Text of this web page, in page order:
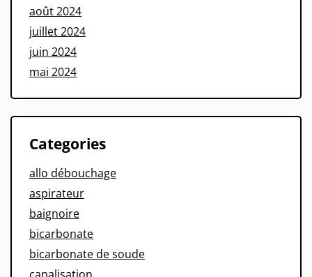
août 2024
juillet 2024
juin 2024
mai 2024
Categories
allo débouchage
aspirateur
baignoire
bicarbonate
bicarbonate de soude